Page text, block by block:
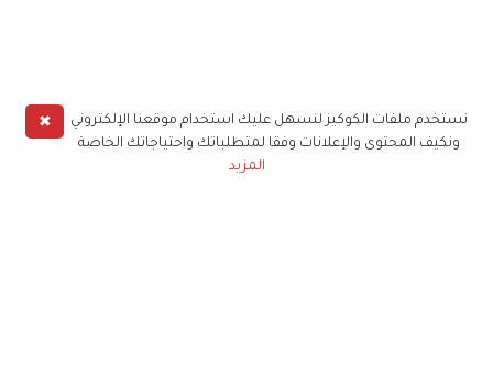
✖
نستخدم ملفات الكوكيز لنسهل عليك استخدام موقعنا الإلكتروني
ونكيف المحتوى والإعلانات وفقا لمتطلباتك واحتياجاتك الخاصة
المزيد